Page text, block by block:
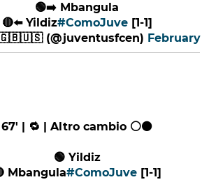
🟢➡️ Mbangula
🔴⬅️ Yildiz#ComoJuve[1-1]
(@juventusfcen)
67' | 🔁 | Altro cambio ⚪⚫
🟢 Yildiz
Mbangula#ComoJuve[1-1]